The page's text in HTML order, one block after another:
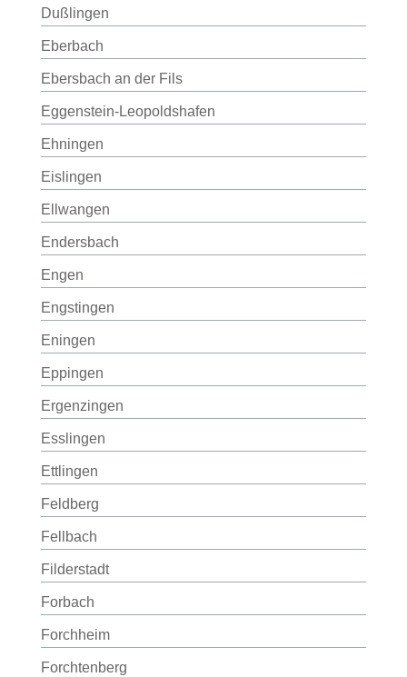
Dußlingen
Eberbach
Ebersbach an der Fils
Eggenstein-Leopoldshafen
Ehningen
Eislingen
Ellwangen
Endersbach
Engen
Engstingen
Eningen
Eppingen
Ergenzingen
Esslingen
Ettlingen
Feldberg
Fellbach
Filderstadt
Forbach
Forchheim
Forchtenberg